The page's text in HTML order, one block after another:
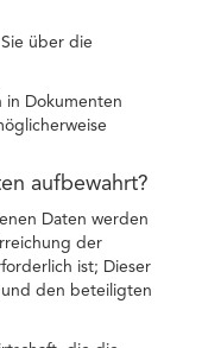
über die
in Dokumenten
aufbewahrt?
Daten werden
der
ist; Dieser
und den beteiligten